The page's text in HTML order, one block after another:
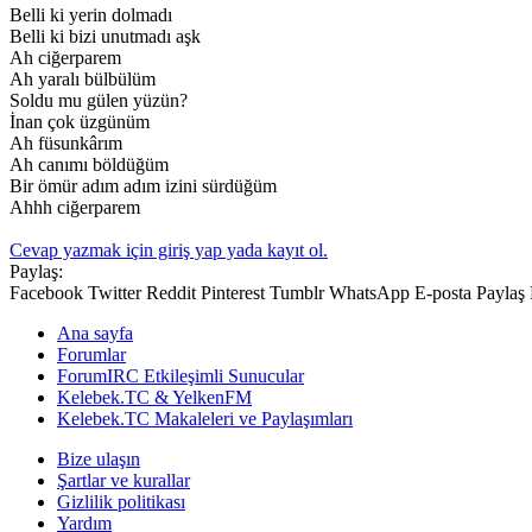
Belli ki yerin dolmadı
Belli ki bizi unutmadı aşk
Ah ciğerparem
Ah yaralı bülbülüm
Soldu mu gülen yüzün?
İnan çok üzgünüm
Ah füsunkârım
Ah canımı böldüğüm
Bir ömür adım adım izini sürdüğüm
Ahhh ciğerparem
Cevap yazmak için giriş yap yada kayıt ol.
Paylaş:
Facebook Twitter Reddit Pinterest Tumblr WhatsApp E-posta Paylaş
Ana sayfa
Forumlar
ForumIRC Etkileşimli Sunucular
Kelebek.TC & YelkenFM
Kelebek.TC Makaleleri ve Paylaşımları
Bize ulaşın
Şartlar ve kurallar
Gizlilik politikası
Yardım